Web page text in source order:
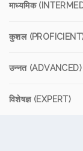
माध्यमिक
कुशल
उन्नत (ADVANCED)
विशेषज्ञ (EXPERT)